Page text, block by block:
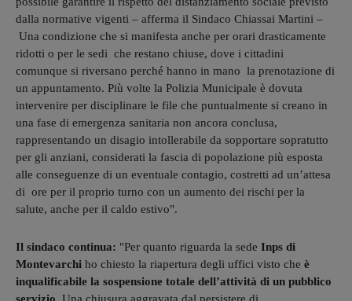
dalla normative vigenti – afferma il Sindaco Chiassai Martini –
Una condizione che si manifesta anche per orari drasticamente
ridotti o per le sedi che restano chiuse, dove i cittadini
comunque si riversano perché hanno in mano la prenotazione di
un appuntamento. Più volte la Polizia Municipale è dovuta
intervenire per disciplinare le file che puntualmente si creano in
una fase di emergenza sanitaria non ancora conclusa,
rappresentando un disagio intollerabile da sopportare sopratutto
per gli anziani, considerati la fascia di popolazione più esposta
alle conseguenze di un eventuale contagio, costretti ad un’attesa
di ore per il proprio turno con un aumento dei rischi per la
salute, anche per il caldo estivo".
Il sindaco continua: "Per quanto riguarda la sede Inps di
Montevarchi ho chiesto la riapertura degli uffici visto che è
inqualificabile la sospensione totale dell’attività di un pubblico